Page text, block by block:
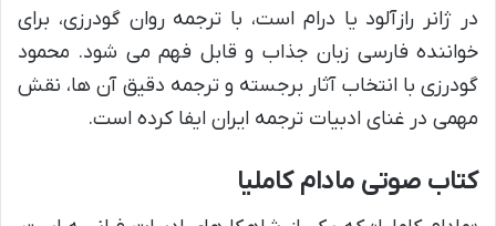
در ژانر رازآلود یا درام است، با ترجمه روان گودرزی، برای
خواننده فارسی زبان جذاب و قابل فهم می شود. محمود
گودرزی با انتخاب آثار برجسته و ترجمه دقیق آن ها، نقش
مهمی در غنای ادبیات ترجمه ایران ایفا کرده است.
کتاب صوتی مادام کاملیا